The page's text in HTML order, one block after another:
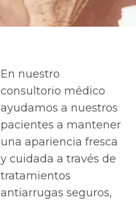
En nuestro
consultorio médico
ayudamos a nuestros
pacientes a mantener
una apariencia fresca
y cuidada a través de
tratamientos
antiarrugas seguros,